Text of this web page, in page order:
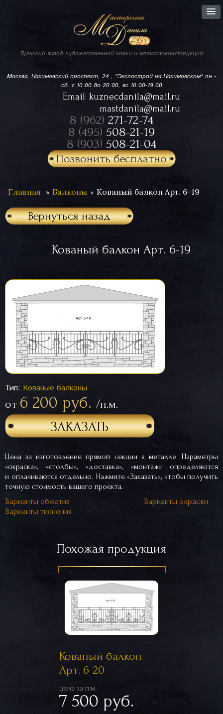
Тульский завод художественной ковки и металлоконструкций
Москва, Нахимовский проспект, 24 , "Экспострой на Нахимовском"пн.-
сб. с 10.00 до 20.00, вс 10.00-19.00
Email: kuznecdanila@mail.ru
mastdanila@mail.ru
8 (962) 271-72-74
8 (495) 508-21-19
8 (903) 508-21-04
Позвонить бесплатно
Главная Балконы Кованый балкон Арт. 6-19
Вернуться назад
Кованый балкон Арт. 6-19
Тип: Кованые балконы
от 6 200 руб. /п.м.
ЗАКАЗАТЬ
Цена за изготовление прямой секции в металле. Параметры
«окраска», «столбы», «доставка», «монтаж» определяются
и оплачиваются отдельно. Нажмите «Заказать», чтобы получить
точную стоимость вашего проекта.
Варианты обжатия
Варианты окраски
Варианты тиснения
Похожая продукция
Кованый балкон
Арт. 6-20
цена за п.м.
7 500 руб.